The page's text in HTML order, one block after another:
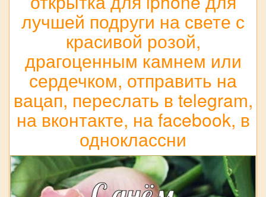
лучшей подруги на свете с
красивой розой,
драгоценным камнем или
сердечком, отправить на
вацап, переслать в telegram,
на вконтакте, на facebook, в
одноклассни